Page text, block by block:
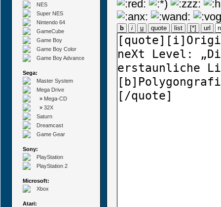
NES
Super NES
Nintendo 64
GameCube
Game Boy
Game Boy Color
Game Boy Advance
Sega:
Master System
Mega Drive
» Mega-CD
» 32X
Saturn
Dreamcast
Game Gear
Sony:
PlayStation
PlayStation 2
Microsoft:
Xbox
Atari:
b i u quote list [*] url